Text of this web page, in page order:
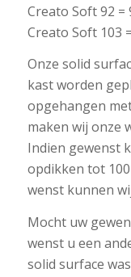
Creato Soft 92 =
Creato Soft 103
Onze solid
kast worden
opgehangen
maken wij onze
Indien gewenst
opdikken tot
wenst kunnen
Mocht uw
wenst u een
solid surface